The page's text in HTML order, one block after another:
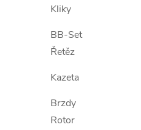
Kliky
BB-Set
Řetěz
Kazeta
Brzdy
Rotor